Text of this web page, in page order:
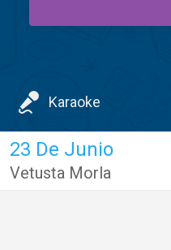
Karaoke
23 De Junio
Vetusta Morla